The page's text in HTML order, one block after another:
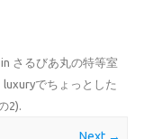
in さるびあ丸の特等室
でちょっとした
2).